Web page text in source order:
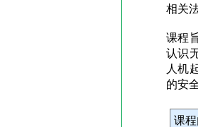
相关
课程
认识
人机
的安
课程